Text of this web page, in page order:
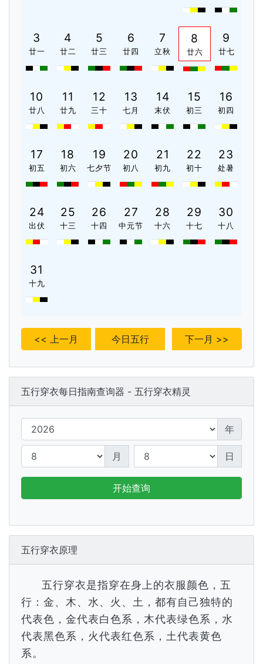
3
廿一
4
廿二
5
廿三
6
廿四
7
立秋
8
廿六
9
廿七
10
廿八
11
廿九
12
三十
13
七月
14
末伏
15
初三
16
初四
17
初五
18
初六
19
七夕节
20
初八
21
初九
22
初十
23
处暑
24
出伏
25
十三
26
十四
27
中元节
28
十六
29
十七
30
十八
31
十九
<< 上一月 今日五行 下一月 >>
五行穿衣每日指南查询器 - 五行穿衣精灵
年
月 日
开始查询
五行穿衣原理
五行穿衣是指穿在身上的衣服颜色，五
行：金、木、水、火、土，都有自己独特的
代表色，金代表白色系，木代表绿色系，水
代表黑色系，火代表红色系，土代表黄色
系。